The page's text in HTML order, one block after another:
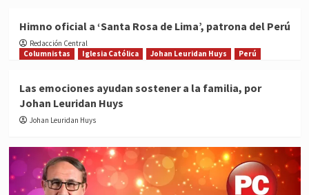
Himno oficial a ‘Santa Rosa de Lima’, patrona del Perú
Redacción Central
Columnistas
Iglesia Católica Johan Leuridan Huys Perú
Las emociones ayudan sostener a la familia, por
Johan Leuridan Huys
Johan Leuridan Huys